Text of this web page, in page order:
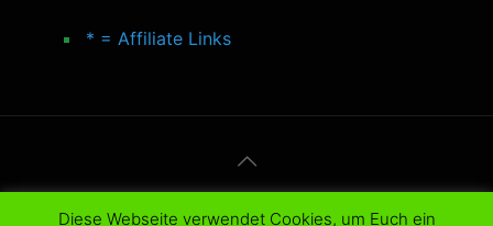
* = Affiliate Links
© 2016-2025 better-life-blog. All Rights
Diese Webseite verwendet Cookies, um Euch ein